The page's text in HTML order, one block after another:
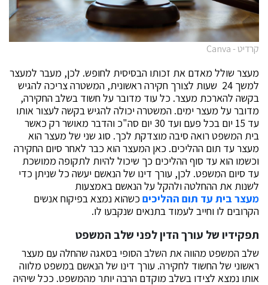
קרדיט - Canva
מעצר שולל מאדם את זכותו הבסיסית לחופש. לכן, מעבר למעצר
למשך 24 שעות לצורך חקירה ראשונית, המשטרה צריכה להגיש
בקשה להארכת מעצר. כל עוד מדובר על חשוד בשלב החקירה,
מדובר על מעצר ימים. המשטרה יכולה להגיש בקשה לעצור אותו
עד 15 יום בכל פעם ועד 30 יום סה"כ והדבר מאושר רק כאשר
בית המשפט רואה סיבה מוצדקת לכך. סוג שני של מעצר הוא
מעצר עד תום ההליכים. כאן המעצר הוא כבר לאחר סיום החקירה
וכשמו הוא עד סוף ההליכים כך שיכול להיות לתקופה ממושכת
עד סיום המשפט. לכן, עורך דינו של הנאשם יעשה כל שניתן כדי
לשנות את ההחלטה ולהקל על הנאשם באמצעות
מעצר בית עד תום ההליכיםכשהוא נמצא בפיקוח אנשים
הקרובים לו וחייב לעמוד בתנאים שנקבעו לו.
תפקידיו של עורך הדין לפני שלב המשפט
שלב המשפט מהווה את השלב הסופי בסאגה שהחלה עם מעצר
ראשוני של החשוד לחקירה. עורך דינו של הנאשם במשפט מלווה
אותו נמצא לצידו בשלב מוקדם הרבה יותר מהמשפט. ככל שיהיה